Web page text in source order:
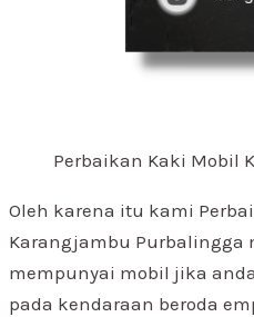
Perbaikan Kaki Mobil
Oleh karena itu kami
Karangjambu Purbalingga
mempunyai mobil jika
pada kendaraan beroda